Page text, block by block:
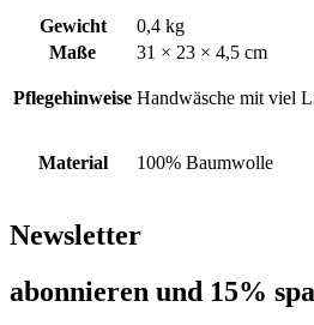
Gewicht
0,4 kg
Maße
31 × 23 × 4,5 cm
Pflegehinweise Handwäsche mit viel
Material 100% Baumwolle
Newsletter
abon­nie­ren und 15%